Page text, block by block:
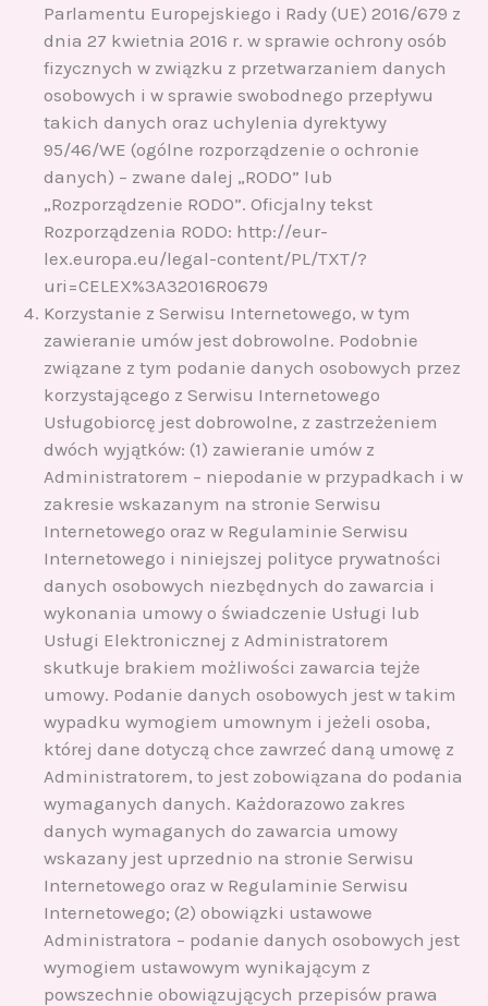
Parlamentu Europejskiego i Rady (UE) 2016/679 z
dnia 27 kwietnia 2016 r. w sprawie ochrony osób
fizycznych w związku z przetwarzaniem danych
osobowych i w sprawie swobodnego przepływu
takich danych oraz uchylenia dyrektywy
95/46/WE (ogólne rozporządzenie o ochronie
danych) – zwane dalej „RODO” lub
„Rozporządzenie RODO”. Oficjalny tekst
Rozporządzenia RODO: http://eur-
lex.europa.eu/legal-content/PL/TXT/?
uri=CELEX%3A32016R0679
Korzystanie z Serwisu Internetowego, w tym
zawieranie umów jest dobrowolne. Podobnie
związane z tym podanie danych osobowych przez
korzystającego z Serwisu Internetowego
Usługobiorcę jest dobrowolne, z zastrzeżeniem
dwóch wyjątków: (1) zawieranie umów z
Administratorem – niepodanie w przypadkach i w
zakresie wskazanym na stronie Serwisu
Internetowego oraz w Regulaminie Serwisu
Internetowego i niniejszej polityce prywatności
danych osobowych niezbędnych do zawarcia i
wykonania umowy o świadczenie Usługi lub
Usługi Elektronicznej z Administratorem
skutkuje brakiem możliwości zawarcia tejże
umowy. Podanie danych osobowych jest w takim
wypadku wymogiem umownym i jeżeli osoba,
której dane dotyczą chce zawrzeć daną umowę z
Administratorem, to jest zobowiązana do podania
wymaganych danych. Każdorazowo zakres
danych wymaganych do zawarcia umowy
wskazany jest uprzednio na stronie Serwisu
Internetowego oraz w Regulaminie Serwisu
Internetowego; (2) obowiązki ustawowe
Administratora – podanie danych osobowych jest
wymogiem ustawowym wynikającym z
powszechnie obowiązujących przepisów prawa